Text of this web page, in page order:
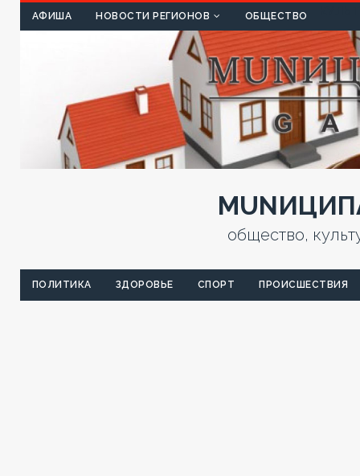
АФИША НОВОСТИ РЕГИОНОВ ОБЩЕСТВО
общество,
ПОЛИТИКА ЗДОРОВЬЕ СПОРТ ПРОИСШЕСТВИЯ